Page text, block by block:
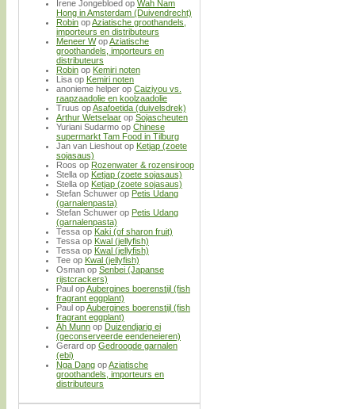
Irene Jongebloed op Wah Nam
Hong in Amsterdam (Duivendrecht)
Robin opAziatische groothandels,
importeurs en distributeurs
Meneer WopAziatische
groothandels, importeurs en
distributeurs
Robin op Kemiri noten
Lisa op Kemiri noten
anonieme helper op Caiziyou vs.
raapzaadolie en koolzaadolie
Truus opAsafoetida (duivelsdrek)
Arthur Wetselaar op Sojascheuten
Yuriani Sudarmo op Chinese
supermarkt Tam Food in Tilburg
Jan van Lieshout op Ketjap (zoete
sojasaus)
Roos op Rozenwater & rozensiroop
Stella op Ketjap (zoete sojasaus)
Stella op Ketjap (zoete sojasaus)
Stefan Schuwer op Petis Udang
(garnalenpasta)
Stefan Schuwer op Petis Udang
(garnalenpasta)
Tessa op Kaki (of sharon fruit)
Tessa op Kwal (jellyfish)
Tessa op Kwal (jellyfish)
Tee op Kwal (jellyfish)
Osman op Senbei (Japanse
rijstcrackers)
Paul opAubergines boerenstijl (fish
fragrant eggplant)
Paul opAubergines boerenstijl (fish
fragrant eggplant)
Ah Munn op Duizendjarig ei
(geconserveerde eendeneieren)
Gerard op Gedroogde garnalen
(ebi)
Nga Dang opAziatische
groothandels, importeurs en
distributeurs